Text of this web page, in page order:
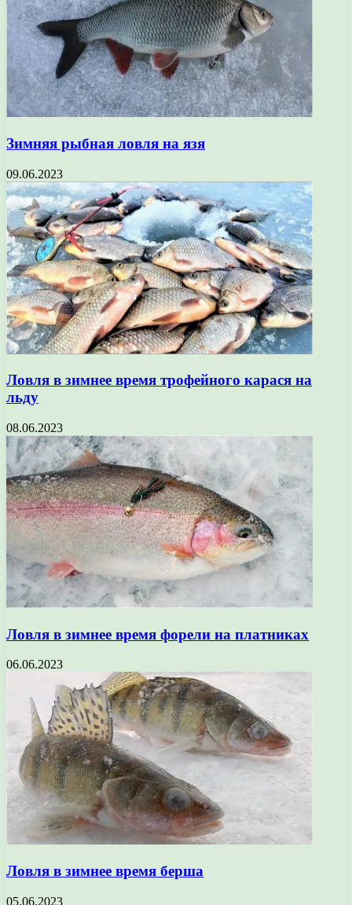
Зимняя рыбная ловля на язя
09.06.2023
Ловля в зимнее время трофейного карася на
льду
08.06.2023
Ловля в зимнее время форели на платниках
06.06.2023
Ловля в зимнее время берша
05.06.2023